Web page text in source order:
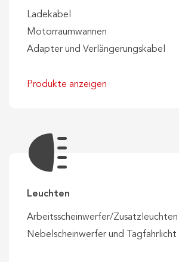
Ladekabel
Motorraumwannen
Adapter und Verlängerungskabel
Produkte anzeigen
Leuchten
Arbeitsscheinwerfer/Zusatzleuchten
Nebelscheinwerfer und Tagfahrlicht